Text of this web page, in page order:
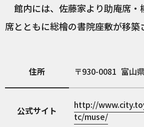
館内には、佐藤家より助庵席・
席とともに総檜の書院座敷が移築
住所 930-0081 富山
公式サイト
http://
tc/muse/